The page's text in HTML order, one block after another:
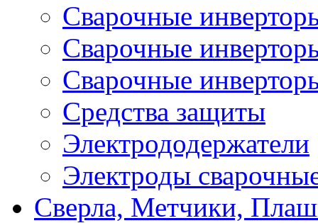
Сварочные
Сварочные
Сварочные
Средства защиты
Электрододержатели
Электроды
Сверла, Метчики,